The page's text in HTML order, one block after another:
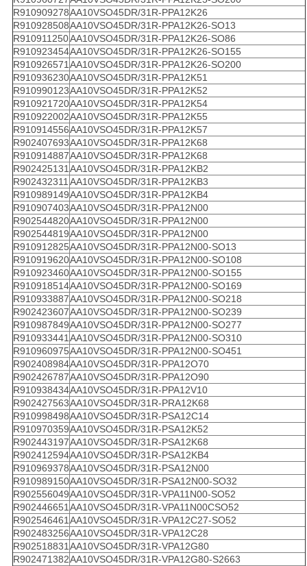
R910909278AA10VSO45DR/31R-PPA12K26
R910928508AA10VSO45DR/31R-PPA12K26-SO13
R910911250AA10VSO45DR/31R-PPA12K26-SO86
R910923454AA10VSO45DR/31R-PPA12K26-SO155
R910926571AA10VSO45DR/31R-PPA12K26-SO200
R910936230AA10VSO45DR/31R-PPA12K51
R910990123AA10VSO45DR/31R-PPA12K52
R910921720AA10VSO45DR/31R-PPA12K54
R910922002AA10VSO45DR/31R-PPA12K55
R910914556AA10VSO45DR/31R-PPA12K57
R902407693AA10VSO45DR/31R-PPA12K68
R910914887AA10VSO45DR/31R-PPA12K68
R902425131AA10VSO45DR/31R-PPA12KB2
R902432311AA10VSO45DR/31R-PPA12KB3
R910989149AA10VSO45DR/31R-PPA12KB4
R910907403AA10VSO45DR/31R-PPA12N00
R902544820AA10VSO45DR/31R-PPA12N00
R902544819AA10VSO45DR/31R-PPA12N00
R910912825AA10VSO45DR/31R-PPA12N00-SO13
R910919620AA10VSO45DR/31R-PPA12N00-SO108
R910923460AA10VSO45DR/31R-PPA12N00-SO155
R910918514AA10VSO45DR/31R-PPA12N00-SO169
R910933887AA10VSO45DR/31R-PPA12N00-SO218
R902423607AA10VSO45DR/31R-PPA12N00-SO239
R910987849AA10VSO45DR/31R-PPA12N00-SO277
R910933441AA10VSO45DR/31R-PPA12N00-SO310
R910960975AA10VSO45DR/31R-PPA12N00-SO451
R902408984AA10VSO45DR/31R-PPA12O70
R902426787AA10VSO45DR/31R-PPA12O90
R910938434AA10VSO45DR/31R-PPA12V10
R902427563AA10VSO45DR/31R-PRA12K68
R910998498AA10VSO45DR/31R-PSA12C14
R910970359AA10VSO45DR/31R-PSA12K52
R902443197AA10VSO45DR/31R-PSA12K68
R902412594AA10VSO45DR/31R-PSA12KB4
R910969378AA10VSO45DR/31R-PSA12N00
R910989150AA10VSO45DR/31R-PSA12N00-SO32
R902556049AA10VSO45DR/31R-VPA11N00-SO52
R902446651AA10VSO45DR/31R-VPA11N00CSO52
R902546461AA10VSO45DR/31R-VPA12C27-SO52
R902483256AA10VSO45DR/31R-VPA12C28
R902518831AA10VSO45DR/31R-VPA12G80
R902471382AA10VSO45DR/31R-VPA12G80-S2663